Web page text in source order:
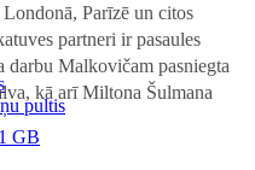
GB
pultis
Parīzē un citos
partneri ir pasaules
darbu Malkovičam pasniegta
kā arī Miltona Šulmana